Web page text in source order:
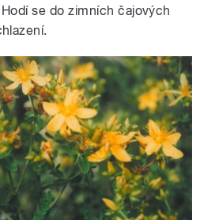
se do zimních čajových